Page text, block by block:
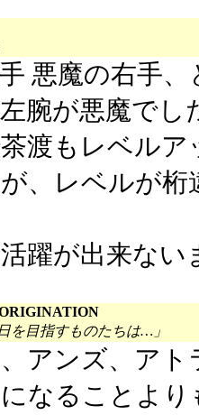
悪魔の右手
腕が悪魔でし
渡もレベルア
、レベルが
躍が出来な
を目指すものたちは…」
アンズ、ア
なることよ